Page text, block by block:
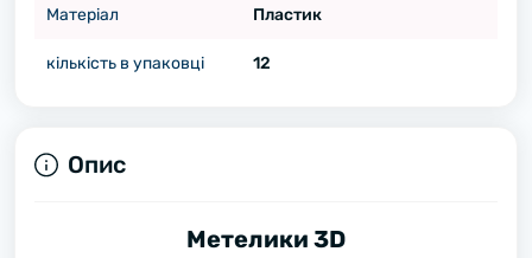
Матеріал Пластик
кількість в упаковці 12
Опис
Метелики 3D